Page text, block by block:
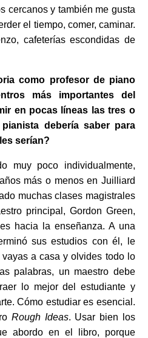
cercanos y también me gusta
el tiempo, comer, caminar.
cafeterías escondidas de
como profesor de piano
más importantes del
en pocas líneas las tres o
debería saber para
serían?
muy poco individualmente,
más o menos en Juilliard
muchas clases magistrales
principal, Gordon Green,
hacia la enseñanza. A una
sus estudios con él, le
a casa y olvides todo lo
palabras, un maestro debe
lo mejor del estudiante y
Cómo estudiar es esencial.
Rough Ideas. Usar bien los
abordo en el libro, porque